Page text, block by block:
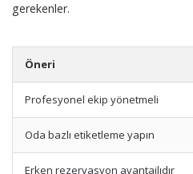
gerekenler.
Öneri
Profesyonel ekip yönetmeli
Oda bazlı etiketleme yapın
Erken rezervasyon avantajlıdır